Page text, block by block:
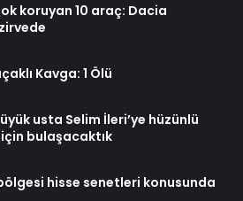
koruyan 10 araç: Dacia
Kavga: 1 Ölü
usta Selim İleri’ye hüzünlü
bulaşacaktık
hisse senetleri konusunda